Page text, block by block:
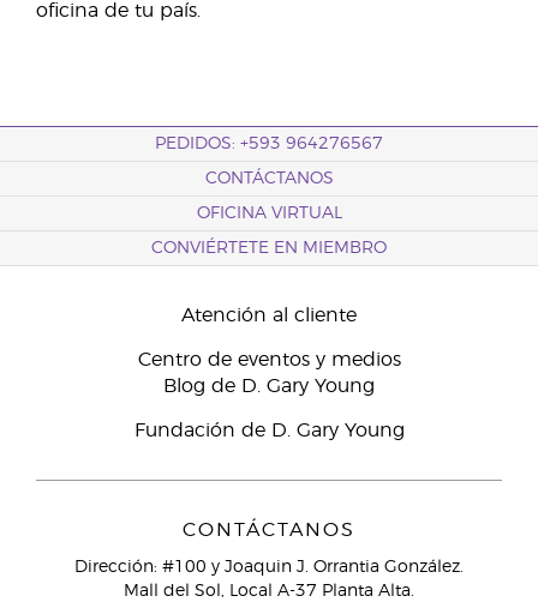
oficina de tu país.
PEDIDOS: +593 964276567
CONTÁCTANOS
OFICINA VIRTUAL
CONVIÉRTETE EN MIEMBRO
Atención al cliente
Centro de eventos y medios
Blog de D. Gary Young
Fundación de D. Gary Young
CONTÁCTANOS
Dirección: #100 y Joaquin J. Orrantia González.
Mall del Sol, Local A-37 Planta Alta.